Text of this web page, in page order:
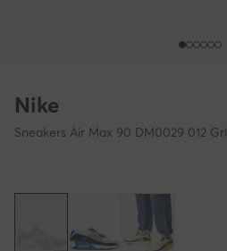
Nike
Sneakers Air Max 90 DM0029 012 Gri